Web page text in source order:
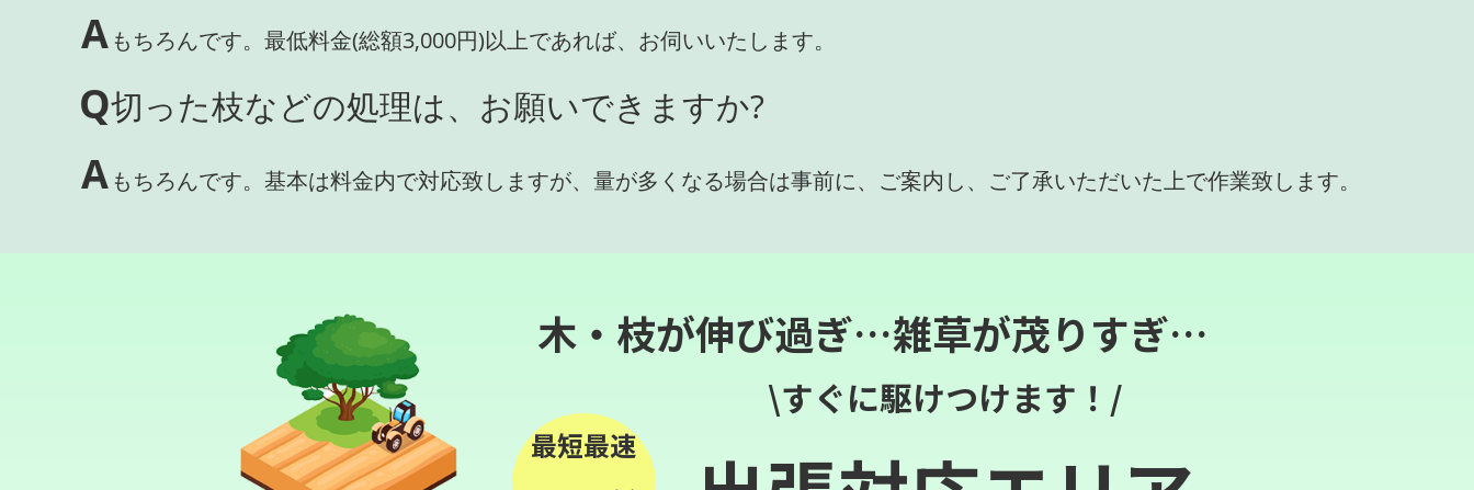
Aもちろんです。最低料金(総額3,000円)以上であれば、お伺いいたします。
Q切った枝などの処理は、お願いできますか?
Aもちろんです。基本は料金内で対応致しますが、量が多くなる場合は事前に、ご案内し、ご了承いただいた上で作業致します。
木・枝が伸び過ぎ…雑草が茂りすぎ…
最短最速
\すぐに駆けつけます！/